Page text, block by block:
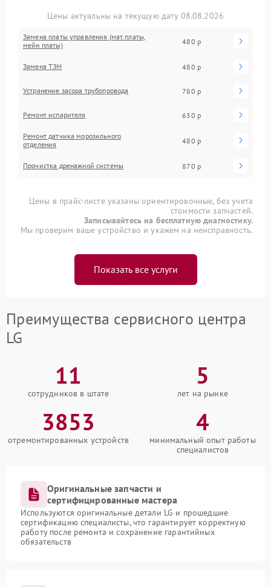
Цены актуальны на текущую дату 08.08.2026
Замена платы управления (мат.платы,
мейн платы)
480 р
Замена ТЭН 480 р
Устранение засора трубопровода 780 р
Ремонт испарителя 630 р
Ремонт датчика морозильного
отделения
480 р
Прочистка дренажной системы 870 р
Цены в прайс-листе указаны ориентировочные, без учета
стоимости запчастей.
Записывайтесь на бесплатную диагностику.
Мы проверим ваше устройство и укажем на неисправность.
Показать все услуги
Преимущества сервисного центра
LG
11
сотрудников в штате
5
лет на рынке
3853
отремонтированных устройств
4
минимальный опыт работы
специалистов
Оригинальные запчасти и
сертифицированные мастера
Используются оригинальные детали LG и прошедшие
сертификацию специалисты, что гарантирует корректную
работу после ремонта и сохранение гарантийных
обязательств